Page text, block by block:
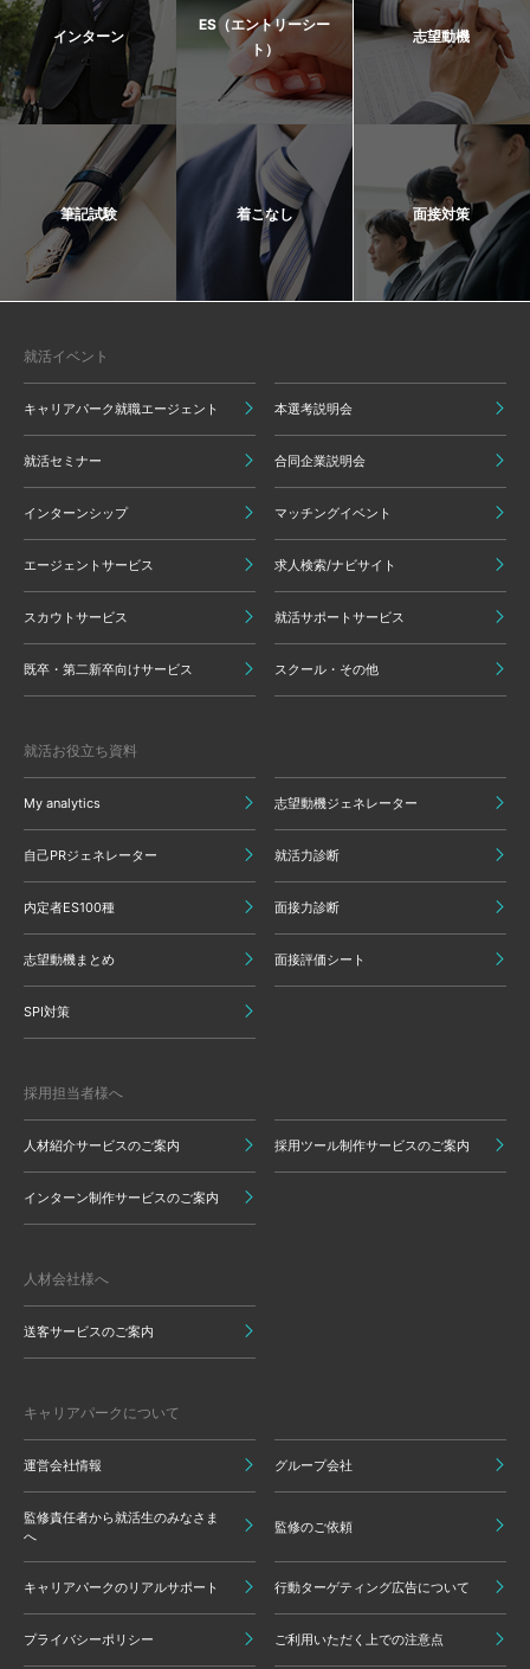
インターン
ES（エントリーシー
ト）
志望動機
筆記試験 着こなし 面接対策
就活イベント
キャリアパーク就職エージェント 本選考説明会
就活セミナー 合同企業説明会
インターンシップ マッチングイベント
エージェントサービス 求人検索/ナビサイト
スカウトサービス 就活サポートサービス
既卒・第二新卒向けサービス スクール・その他
就活お役立ち資料
My analytics 志望動機ジェネレーター
自己PRジェネレーター 就活力診断
内定者ES100種 面接力診断
志望動機まとめ 面接評価シート
SPI対策
採用担当者様へ
人材紹介サービスのご案内 採用ツール制作サービスのご案内
インターン制作サービスのご案内
人材会社様へ
送客サービスのご案内
キャリアパークについて
運営会社情報 グループ会社
監修責任者から就活生のみなさま
へ
監修のご依頼
キャリアパークのリアルサポート 行動ターゲティング広告について
プライバシーポリシー ご利用いただく上での注意点